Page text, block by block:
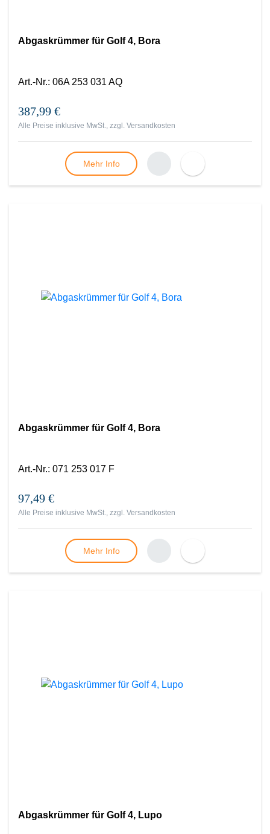
Abgaskrümmer für Golf 4, Bora
Art.-Nr.: 06A 253 031 AQ
387,99 €
Alle Preise inklusive MwSt., zzgl. Versandkosten
Mehr Info
Abgaskrümmer für Golf 4, Bora
Art.-Nr.: 071 253 017 F
97,49 €
Alle Preise inklusive MwSt., zzgl. Versandkosten
Mehr Info
Abgaskrümmer für Golf 4, Lupo